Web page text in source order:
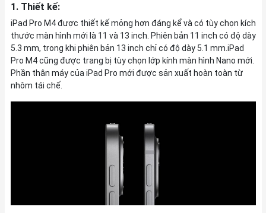
1. Thiết kế:
iPad Pro M4 được thiết kế mỏng hơn đáng kể và có tùy chọn kích
thước màn hình mới là 11 và 13 inch. Phiên bản 11 inch có độ dày
5.3 mm, trong khi phiên bản 13 inch chỉ có độ dày 5.1 mm.iPad
Pro M4 cũng được trang bị tùy chọn lớp kính màn hình Nano mới.
Phần thân máy của iPad Pro mới được sản xuất hoàn toàn từ
nhôm tái chế.